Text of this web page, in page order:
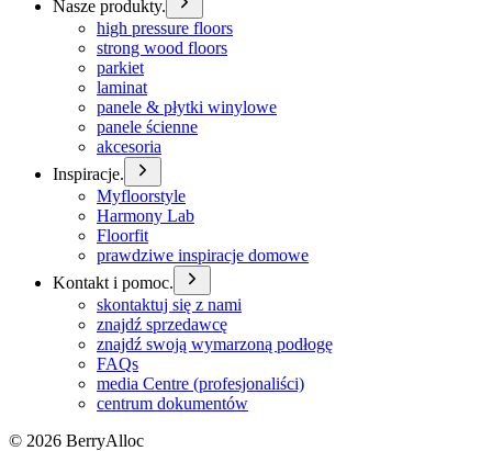
Nasze produkty.
high pressure floors
strong wood floors
parkiet
laminat
panele & płytki winylowe
panele ścienne
akcesoria
Inspiracje.
Myfloorstyle
Harmony Lab
Floorfit
prawdziwe inspiracje domowe
Kontakt i pomoc.
skontaktuj się z nami
znajdź sprzedawcę
znajdź swoją wymarzoną podłogę
FAQs
media Centre (profesjonaliści)
centrum dokumentów
© 2026 BerryAlloc